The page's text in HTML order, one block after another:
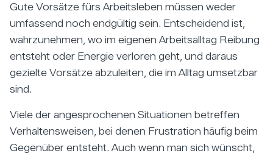
Gute Vorsätze fürs Arbeitsleben müssen weder
umfassend noch endgültig sein. Entscheidend ist,
wahrzunehmen, wo im eigenen Arbeitsalltag Reibung
entsteht oder Energie verloren geht, und daraus
gezielte Vorsätze abzuleiten, die im Alltag umsetzbar
sind.
Viele der angesprochenen Situationen betreffen
Verhaltensweisen, bei denen Frustration häufig beim
Gegenüber entsteht. Auch wenn man sich wünscht,